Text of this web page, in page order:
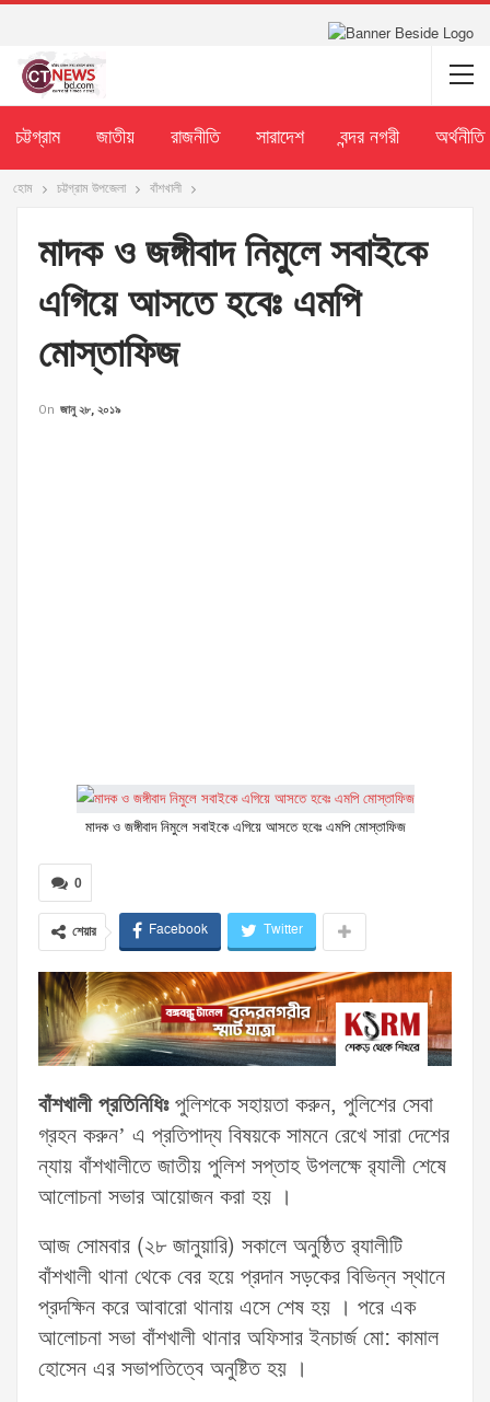
চট্টগ্রাম জাতীয় রাজনীতি সারাদেশ বন্দর নগরী অর্থনীতি
হোম চট্টগ্রাম উপজেলা বাঁশখালী
মাদক ও জঙ্গীবাদ নিমুলে সবাইকে
এগিয়ে আসতে হবেঃ এমপি
মোস্তাফিজ
On জানু ২৮, ২০১৯
মাদক ও জঙ্গীবাদ নিমুলে সবাইকে এগিয়ে আসতে হবেঃ এমপি মোস্তাফিজ
0
শেয়ার Facebook Twitter
বাঁশখালী প্রতিনিধিঃপুলিশকে সহায়তা করুন, পুলিশের সেবা
গ্রহন করুন’ এ প্রতিপাদ্য বিষয়কে সামনে রেখে সারা দেশের
ন্যায় বাঁশখালীতে জাতীয় পুলিশ সপ্তাহ উপলক্ষে র‌্যালী শেষে
আলোচনা সভার আয়োজন করা হয় ।
আজ সোমবার (২৮ জানুয়ারি) সকালে অনুষ্ঠিত র‌্যালীটি
বাঁশখালী থানা থেকে বের হয়ে প্রদান সড়কের বিভিন্ন স্থানে
প্রদক্ষিন করে আবারো থানায় এসে শেষ হয় । পরে এক
আলোচনা সভা বাঁশখালী থানার অফিসার ইনচার্জ মো: কামাল
হোসেন এর সভাপতিত্বে অনুষ্টিত হয় ।